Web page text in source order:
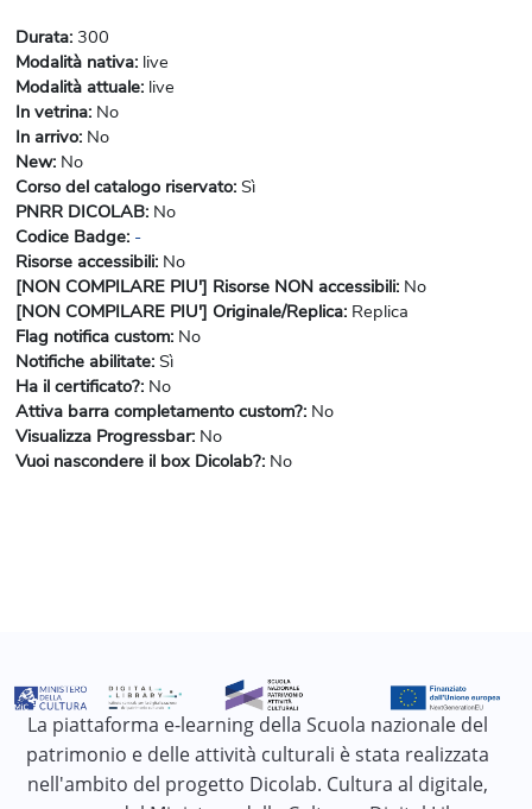
Durata: 300
Modalità nativa: live
Modalità attuale: live
In vetrina: No
In arrivo: No
New: No
Corso del catalogo riservato: Sì
PNRR DICOLAB: No
Codice Badge: -
Risorse accessibili: No
[NON COMPILARE PIU'] Risorse NON accessibili: No
[NON COMPILARE PIU'] Originale/Replica: Replica
Flag notifica custom: No
Notifiche abilitate: Sì
Ha il certificato?: No
Attiva barra completamento custom?: No
Visualizza Progressbar: No
Vuoi nascondere il box Dicolab?: No
La piattaforma e-learning della Scuola nazionale del
patrimonio e delle attività culturali è stata realizzata
nell'ambito del progetto Dicolab. Cultura al digitale,